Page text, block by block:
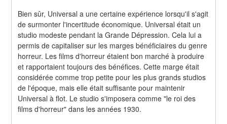
Bien sûr, Universal a une certaine expérience lorsqu'il s'agit
de surmonter l'incertitude économique. Universal était un
studio modeste pendant la Grande Dépression. Cela lui a
permis de capitaliser sur les marges bénéficiaires du genre
horreur. Les films d'horreur étaient bon marché à produire
et rapportaient toujours des bénéfices. Cette marge était
considérée comme trop petite pour les plus grands studios
de l'époque, mais elle était suffisante pour maintenir
Universal à flot. Le studio s'imposera comme "le roi des
films d'horreur" dans les années 1930.